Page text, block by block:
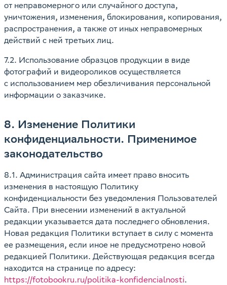
от неправомерного или случайного доступа,
уничтожения, изменения, блокирования, копирования,
распространения, а также от иных неправомерных
действий с ней третьих лиц.
7.2. Использование образцов продукции в виде
фотографий и видеороликов осуществляется
с использованием мер обезличивания персональной
информации о заказчике.
8. Изменение Политики
конфиденциальности. Применимое
законодательство
8.1. Администрация cайта имеет право вносить
изменения в настоящую Политику
конфиденциальности без уведомления Пользователей
Сайта. При внесении изменений в актуальной
редакции указывается дата последнего обновления.
Новая редакция Политики вступает в силу с момента
ее размещения, если иное не предусмотрено новой
редакцией Политики. Действующая редакция всегда
находится на странице по адресу:
https://fotobookru.ru/politika-konfidencialnosti.